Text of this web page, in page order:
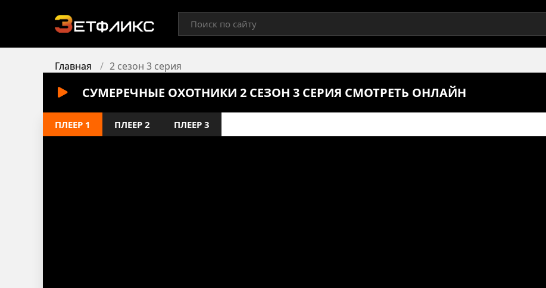
Главная 2 сезон 3 серия
СУМЕРЕЧНЫЕ ОХОТНИКИ 2 СЕЗОН 3 СЕРИЯ СМОТРЕТЬ ОНЛАЙН
ПЛЕЕР 1 ПЛЕЕР 2 ПЛЕЕР 3